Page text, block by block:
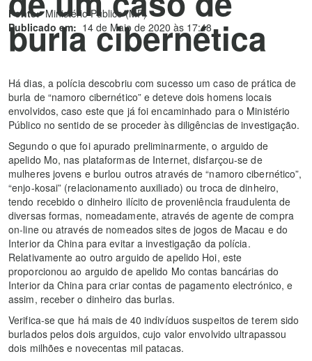
burla cibernética
Fonte: Ministério Público (MP)
Publicado em: 14 de Maio de 2020 às 17:48
Há dias, a polícia descobriu com sucesso um caso de prática de
burla de “namoro cibernético” e deteve dois homens locais
envolvidos, caso este que já foi encaminhado para o Ministério
Público no sentido de se proceder às diligências de investigação.
Segundo o que foi apurado preliminarmente, o arguido de
apelido Mo, nas plataformas de Internet, disfarçou-se de
mulheres jovens e burlou outros através de “namoro cibernético”,
“enjo-kosai” (relacionamento auxiliado) ou troca de dinheiro,
tendo recebido o dinheiro ilícito de proveniência fraudulenta de
diversas formas, nomeadamente, através de agente de compra
on-line ou através de nomeados sites de jogos de Macau e do
Interior da China para evitar a investigação da polícia.
Relativamente ao outro arguido de apelido Hoi, este
proporcionou ao arguido de apelido Mo contas bancárias do
Interior da China para criar contas de pagamento electrónico, e
assim, receber o dinheiro das burlas.
Verifica-se que há mais de 40 indivíduos suspeitos de terem sido
burlados pelos dois arguidos, cujo valor envolvido ultrapassou
dois milhões e novecentas mil patacas.